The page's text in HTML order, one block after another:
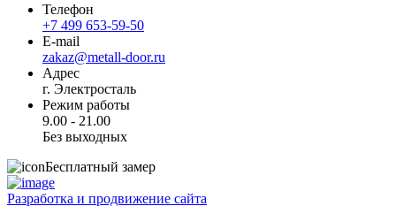
Телефон
+7 499 653-59-50
E-mail
zakaz@metall-door.ru
Адрес
г. Электросталь
Режим работы
9.00 - 21.00
Без выходных
Бесплатный замер
Разработка и продвижение сайта